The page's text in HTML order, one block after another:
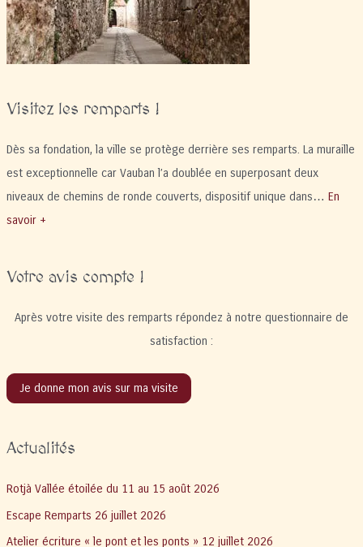
Visitez les remparts !
Dès sa fondation, la ville se protège derrière ses remparts. La muraille
est exceptionnelle car Vauban l’a doublée en superposant deux
niveaux de chemins de ronde couverts, dispositif unique dans… En
savoir +
Votre avis compte !
Après votre visite des remparts répondez à notre questionnaire de
satisfaction :
Je donne mon avis sur ma visite
Actualités
Rotjà Vallée étoilée du 11 au 15 août 2026
Escape Remparts 26 juillet 2026
Atelier écriture « le pont et les ponts » 12 juillet 2026